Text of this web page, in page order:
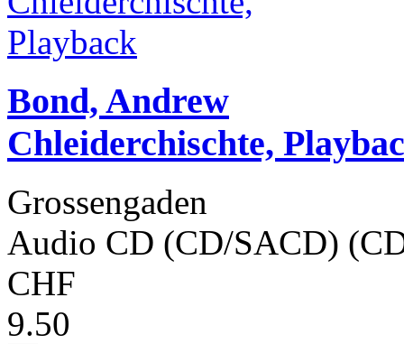
Bond, Andrew
Chleiderchischte,
Grossengaden
Audio CD (CD/SACD)
CHF
9.50